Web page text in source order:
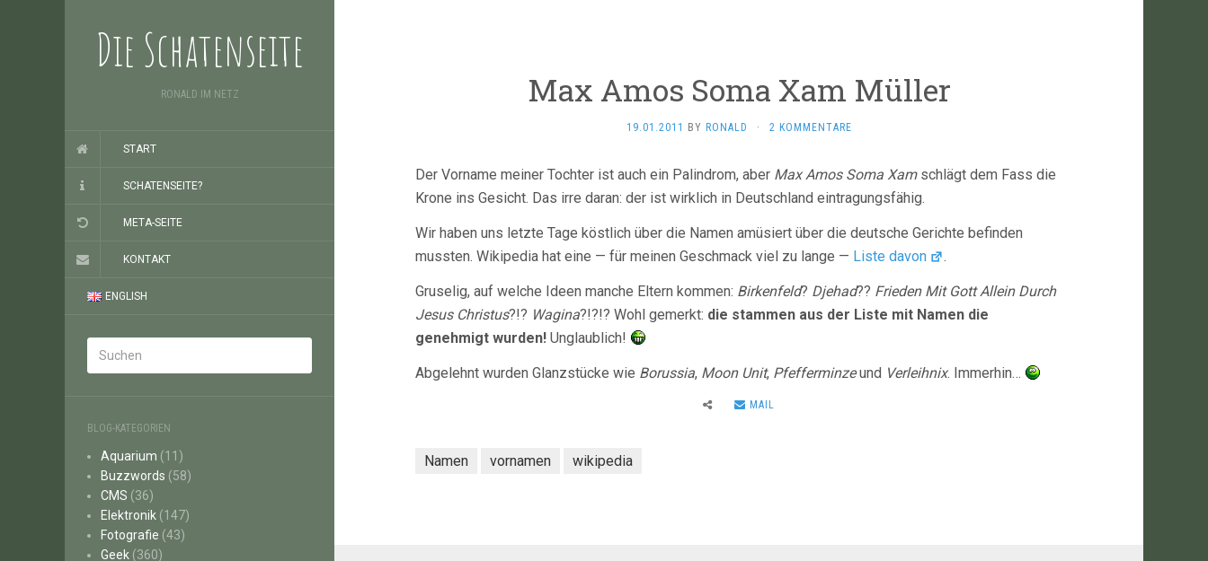
Die Schatenseite
RONALD IM NETZ
START
SCHATENSEITE?
META-SEITE
KONTAKT
ENGLISH
BLOG-KATEGORIEN
Aquarium (11)
Buzzwords (58)
CMS (36)
Elektronik (147)
Fotografie (43)
Geek (360)
Max Amos Soma Xam Müller
19.01.2011 BY RONALD · 2 KOMMENTARE
Der Vorname meiner Tochter ist auch ein Palindrom, aber Max Amos Soma Xamschlägt dem Fass die
Krone ins Gesicht. Das irre daran: der ist wirklich in Deutschland eintragungsfähig.
Wir haben uns letzte Tage köstlich über die Namen amüsiert über die deutsche Gerichte befinden
mussten. Wikipedia hat eine — für meinen Geschmack viel zu lange — Liste davon .
Gruselig, auf welche Ideen manche Eltern kommen: Birkenfeld? Djehad?? Frieden Mit Gott Allein Durch
Jesus Christus?!? Wagina?!?!? Wohl gemerkt: die stammen aus der Liste mit Namen die
genehmigt wurden! Unglaublich!
Abgelehnt wurden Glanzstücke wie Borussia, Moon Unit, Pfefferminzeund Verleihnix. Immerhin…
MAIL
Namen vornamen wikipedia